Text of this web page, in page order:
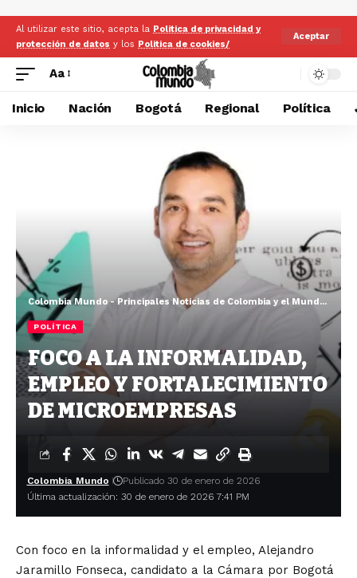
Al utilizar este sitio, acepta la Politica de privacidad y
protección de datos y los Politica de cookies/
Aceptar
Aa
Inicio Nación Bogotá Regional Política
Colombia Mundo - Principales Noticias de Colombia y el Mundo Hoy
POLÍTICA
FOCO A LA INFORMALIDAD,
EMPLEO Y FORTALECIMIENTO
DE MICROEMPRESAS
Última actualización: 30 de enero de 2026 7:41 PM
Colombia Mundo Publicado 30 de enero de 2026
Con foco en la informalidad y el empleo, Alejandro
Jaramillo Fonseca, candidato a la Cámara por Bogotá